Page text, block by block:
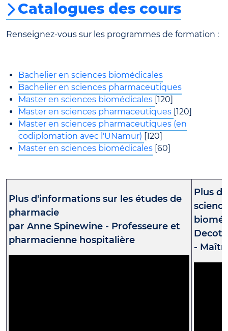
Catalogues des cours
Renseignez-vous sur les programmes de formation :
Bachelier en sciences biomédicales
Bachelier en sciences pharmaceutiques
Master en sciences biomédicales [120]
Master en sciences pharmaceutiques [120]
Master en sciences pharmaceutiques (en
codiplomation avec l'UNamur) [120]
Master en sciences biomédicales [60]
Plus d'informations sur les études de
pharmacie
par Anne Spinewine - Professeure et
pharmacienne hospitalière
Plus
-